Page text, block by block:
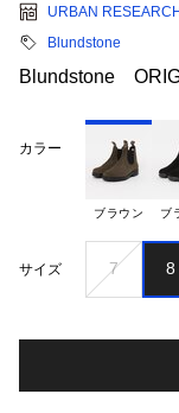
URBAN
Blundstone
Blundstone
カラー
ブラウン ブ
サイズ 7 8